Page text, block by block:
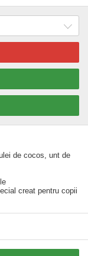
de cocos, unt de
creat pentru copii